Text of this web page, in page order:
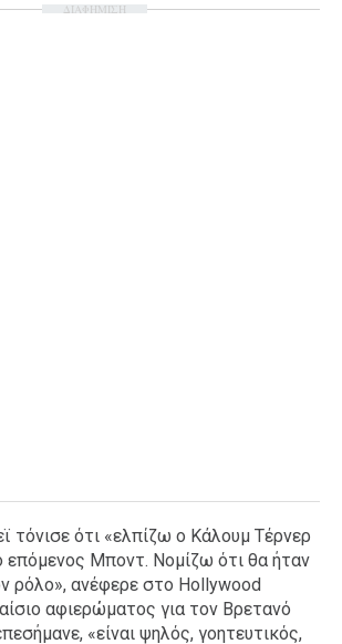
ΔΙΑΦΗΜΙΣΗ
τόνισε ότι «ελπίζω ο Κάλουμ Τέρνερ
επόμενος Μποντ. Νομίζω ότι θα ήταν
ρόλο», ανέφερε στο Hollywood
αφιερώματος για τον Βρετανό
«είναι ψηλός, γοητευτικός,